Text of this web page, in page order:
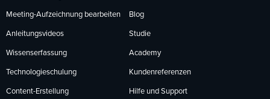
Meeting-Aufzeichnung bearbeiten
Anleitungsvideos
Wissenserfassung
Technologieschulung
Content-Erstellung
Blog
Studie
Academy
Kundenreferenzen
Hilfe und Support